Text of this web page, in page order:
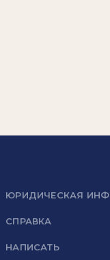
ЮРИДИЧЕСКАЯ
СПРАВКА
НАПИСАТЬ